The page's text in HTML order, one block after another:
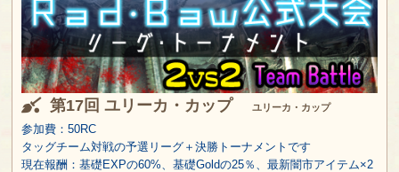
第17回 ユリーカ・カップ ユリーカ・カップ
参加費：50RC
タッグチーム対戦の予選リーグ＋決勝トーナメントです
現在報酬：基礎EXPの60%、基礎Goldの25％、最新闇市アイテム×2